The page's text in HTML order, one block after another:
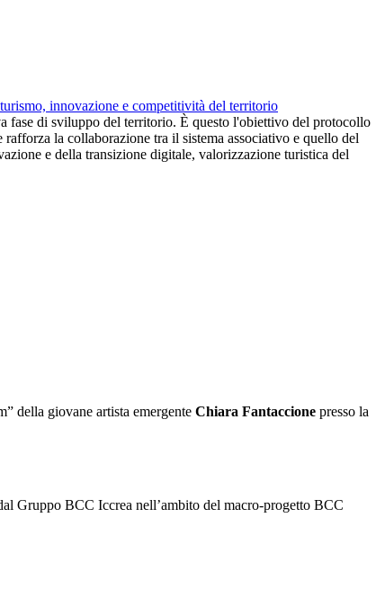
innovazione e competitività del territorio
fase di sviluppo del territorio. È questo l'obiettivo del protocollo
la collaborazione tra il sistema associativo e quello del
e della transizione digitale, valorizzazione turistica del
della giovane artista emergente Chiara Fantaccione presso la
Gruppo BCC Iccrea nell’ambito del macro-progetto BCC